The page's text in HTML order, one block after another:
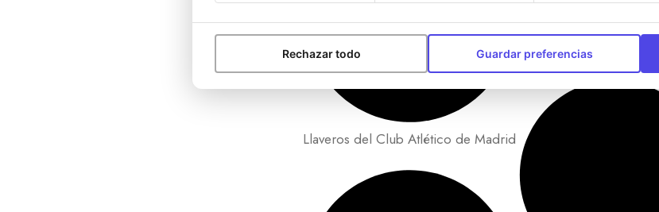
Llaveros del Club Atlético de Madrid
Carteras del Athletic Club
Rechazar todo Guardar preferencias